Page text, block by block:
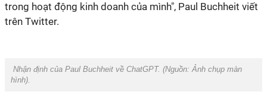
trong hoạt động kinh doanh của mình", Paul Buchheit viết
trên Twitter.
Nhận định của Paul Buchheit về ChatGPT. (Nguồn: Ảnh chụp màn
hình).